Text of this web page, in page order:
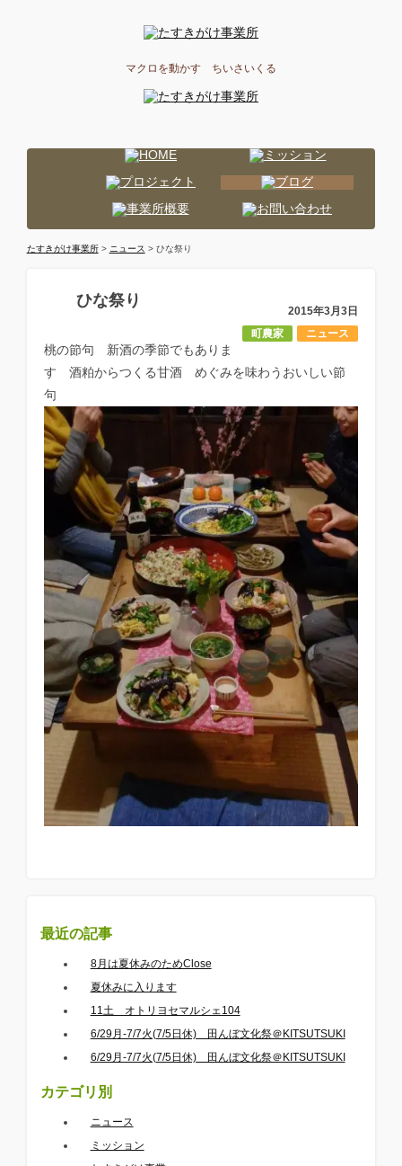
マクロを動かす ちいさいくる
たすきがけ事業所> ニュース > ひな祭り
ひな祭り
2015年3月3日
ニュース
町農家
桃の節句 新酒の季節でもありま
す 酒粕からつくる甘酒 めぐみを味わうおいしい節
句
最近の記事
8月は夏休みのためClose
夏休みに入ります
11土 オトリヨセマルシェ104
6/29月-7/7火(7/5日休) 田んぼ文化祭＠KITSUTSUKI
6/29月-7/7火(7/5日休) 田んぼ文化祭＠KITSUTSUKI
カテゴリ別
ニュース
ミッション